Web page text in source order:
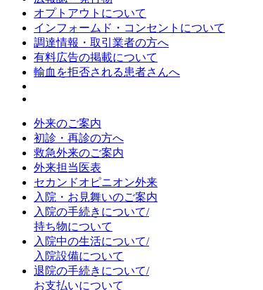
オプトアウトについて
インフォームド・コンセントについて
調達情報・取引業者の方へ
有料広告の掲載について
輸血を拒否される患者さんへ
外来のご案内
初診・再診の方へ
救急外来のご案内
外来担当医表
セカンドオピニオン外来
入院・お見舞いのご案内
入院の手続きについて/
持ち物について
入院中の生活について/
入院設備について
退院の手続きについて/
お支払いについて